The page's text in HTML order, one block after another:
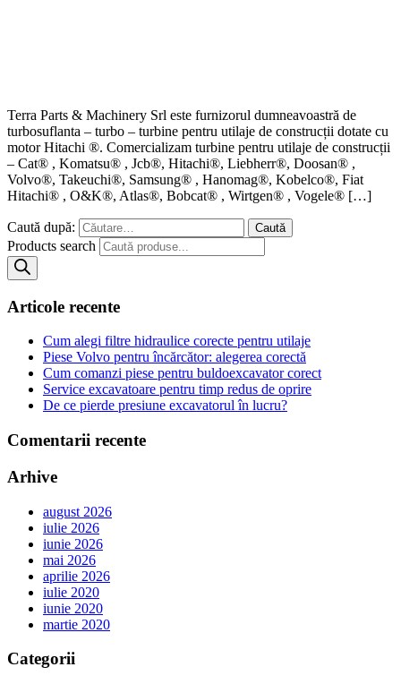
Terra Parts & Machinery Srl este furnizorul dumneavoastră de
turbosuflanta – turbo – turbine pentru utilaje de construcții dotate cu
motor Hitachi ®. Comercializam turbine pentru utilaje de construcții
– Cat® , Komatsu® , Jcb®, Hitachi®, Liebherr®, Doosan® ,
Volvo®, Takeuchi®, Samsung® , Hanomag®, Kobelco®, Fiat
Hitachi® , O&K®, Atlas®, Bobcat® , Wirtgen® , Vogele® […]
Caută după:
Products search
Articole recente
Cum alegi filtre hidraulice corecte pentru utilaje
Piese Volvo pentru încărcător: alegerea corectă
Cum comanzi piese pentru buldoexcavator corect
Service excavatoare pentru timp redus de oprire
De ce pierde presiune excavatorul în lucru?
Comentarii recente
Arhive
august 2026
iulie 2026
iunie 2026
mai 2026
aprilie 2026
iulie 2020
iunie 2020
martie 2020
Categorii